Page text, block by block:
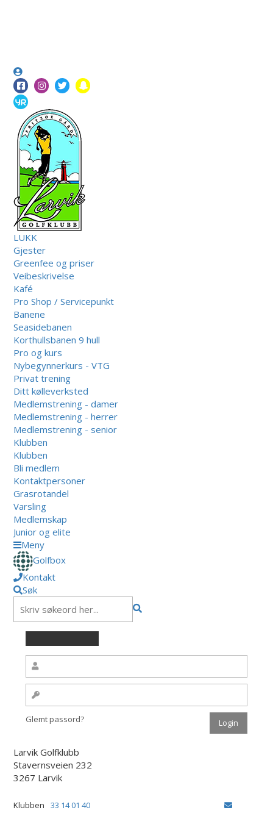
LUKK
Gjester
Greenfee og priser
Veibeskrivelse
Kafé
Pro Shop / Servicepunkt
Banene
Seasidebanen
Korthullsbanen 9 hull
Pro og kurs
Nybegynnerkurs - VTG
Privat trening
Ditt kølleverksted
Medlemstrening - damer
Medlemstrening - herrer
Medlemstrening - senior
Klubben
Klubben
Bli medlem
Kontaktpersoner
Grasrotandel
Varsling
Medlemskap
Junior og elite
Meny
Golfbox
Kontakt
Søk
Glemt passord?
Larvik Golfklubb
Stavernsveien 232
3267 Larvik
Klubben 33 14 01 40